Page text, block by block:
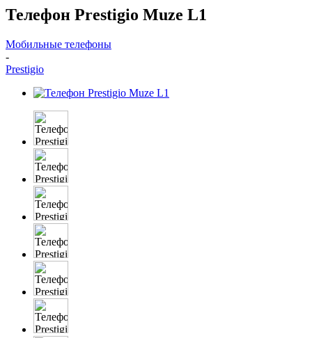
Телефон Prestigio Muze L1
Мобильные телефоны
-
Prestigio